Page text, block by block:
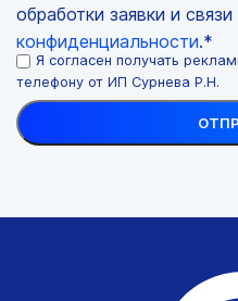
обработки заявки и
конфиденциальности.*
Я согласен получать
телефону от ИП Сурнева Р.Н.